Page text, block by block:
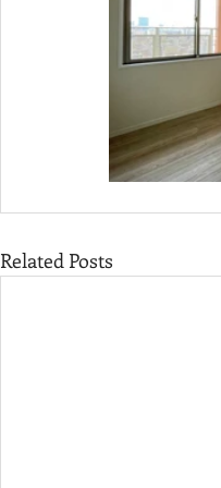
Related Posts